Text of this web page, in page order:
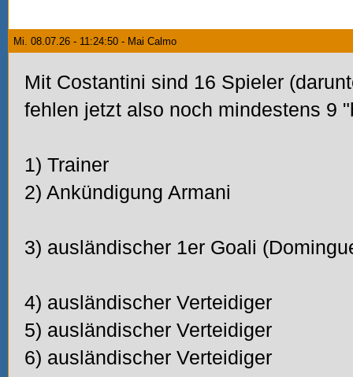
Mi. 08.07.26 - 11:24:50 - Mai Calmo
Mit Costantini sind 16 Spieler
fehlen jetzt also noch mindestens 9
1) Trainer
2) Ankündigung Armani
3) ausländischer 1er Goali
4) ausländischer Verteidiger
5) ausländischer Verteidiger
6) ausländischer Verteidiger